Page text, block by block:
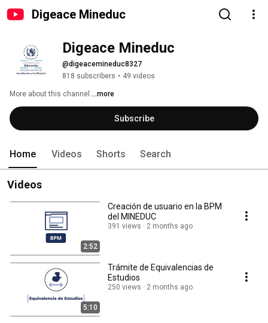
Digeace Mineduc
Digeace Mineduc
@digeacemineduc8327
818 subscribers • 49 videos
More about this channel ...more
Subscribe
Home Videos Shorts Search
Videos
2:52
Creación de usuario en la BPM
del MINEDUC
391 views 2 months ago
5:10
Trámite de Equivalencias de
Estudios
250 views 2 months ago